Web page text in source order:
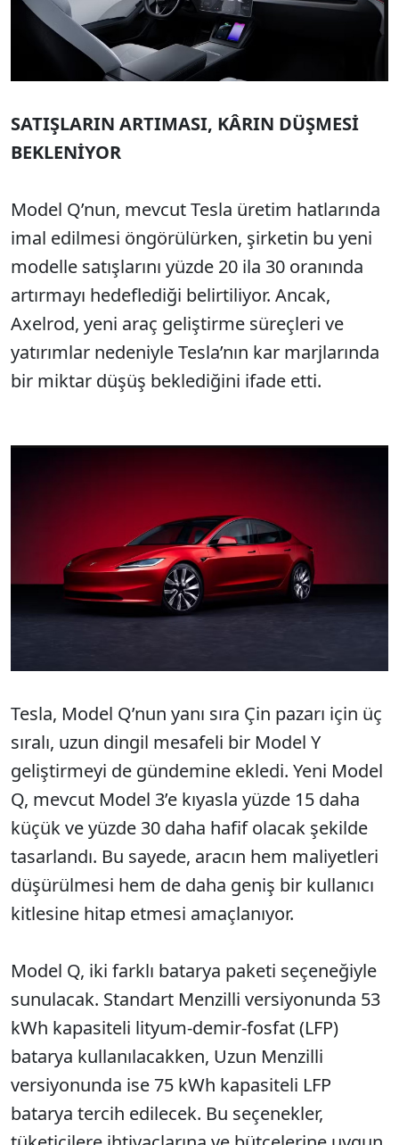
SATIŞLARIN ARTIMASI, KÂRIN DÜŞMESİ
BEKLENİYOR
Model Q’nun, mevcut Tesla üretim hatlarında
imal edilmesi öngörülürken, şirketin bu yeni
modelle satışlarını yüzde 20 ila 30 oranında
artırmayı hedeflediği belirtiliyor. Ancak,
Axelrod, yeni araç geliştirme süreçleri ve
yatırımlar nedeniyle Tesla’nın kar marjlarında
bir miktar düşüş beklediğini ifade etti.
Tesla, Model Q’nun yanı sıra Çin pazarı için üç
sıralı, uzun dingil mesafeli bir Model Y
geliştirmeyi de gündemine ekledi. Yeni Model
Q, mevcut Model 3’e kıyasla yüzde 15 daha
küçük ve yüzde 30 daha hafif olacak şekilde
tasarlandı. Bu sayede, aracın hem maliyetleri
düşürülmesi hem de daha geniş bir kullanıcı
kitlesine hitap etmesi amaçlanıyor.
Model Q, iki farklı batarya paketi seçeneğiyle
sunulacak. Standart Menzilli versiyonunda 53
kWh kapasiteli lityum-demir-fosfat (LFP)
batarya kullanılacakken, Uzun Menzilli
versiyonunda ise 75 kWh kapasiteli LFP
batarya tercih edilecek. Bu seçenekler,